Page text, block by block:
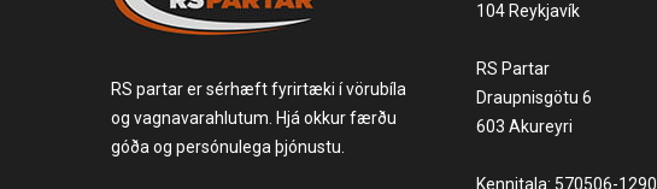
RS partar er sérhæft fyrirtæki í vörubíla
og vagnavarahlutum. Hjá okkur færðu
góða og persónulega þjónustu.
104 Reykjavík
RS Partar
Draupnisgötu 6
603 Akureyri
Kennitala: 570506-1290